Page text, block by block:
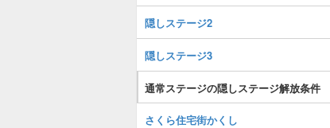
隠しステージ2
隠しステージ3
通常ステージの隠しステージ解放条件
さくら住宅街かくし